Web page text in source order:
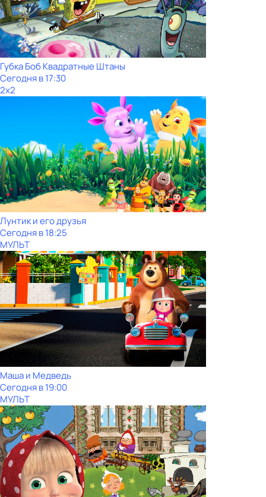
Губка Боб Квадратные Штаны
Сегодня в 17:30
2x2
Лунтик и его друзья
Сегодня в 18:25
МУЛЬТ
Маша и Медведь
Сегодня в 19:00
МУЛЬТ